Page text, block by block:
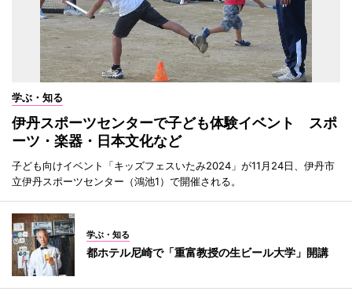
学ぶ・知る
伊丹スポーツセンターで子ども体験イベント スポ
ーツ・楽器・日本文化など
子ども向けイベント「キッズフェスいたみ2024」が11月24日、伊丹市
立伊丹スポーツセンター（鴻池1）で開催される。
学ぶ・知る
都ホテル尼崎で「重富教授の生ビール大学」開講